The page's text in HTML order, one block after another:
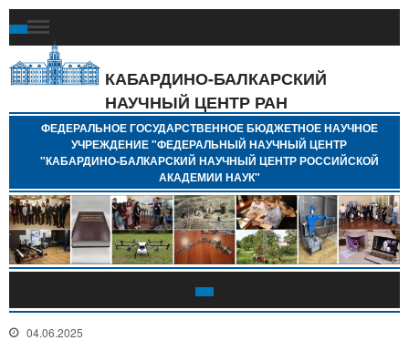
КАБАРДИНО-БАЛКАРСКИЙ
НАУЧНЫЙ ЦЕНТР РАН
ФЕДЕРАЛЬНОЕ ГОСУДАРСТВЕННОЕ БЮДЖЕТНОЕ НАУЧНОЕ
УЧРЕЖДЕНИЕ "ФЕДЕРАЛЬНЫЙ НАУЧНЫЙ ЦЕНТР
"КАБАРДИНО-БАЛКАРСКИЙ НАУЧНЫЙ ЦЕНТР РОССИЙСКОЙ
АКАДЕМИИ НАУК"
04.06.2025